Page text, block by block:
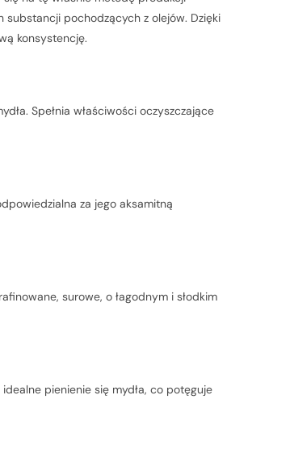
pochodzących z olejów. Dzięki
konsystencję.
Spełnia właściwości oczyszczające
za jego aksamitną
surowe, o łagodnym i słodkim
pienienie się mydła, co potęguje